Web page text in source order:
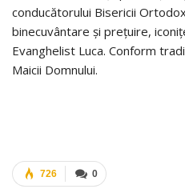
conducătorului Bisericii
binecuvântare şi preţuire,
Evanghelist Luca. Conform
Maicii Domnului.
0
726